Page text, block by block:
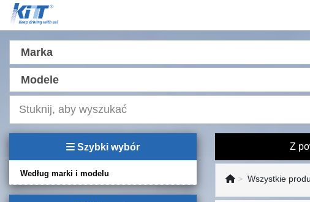
Marka
Modele
Szybki wybór
Według marki i modelu
Z
Wszystkie